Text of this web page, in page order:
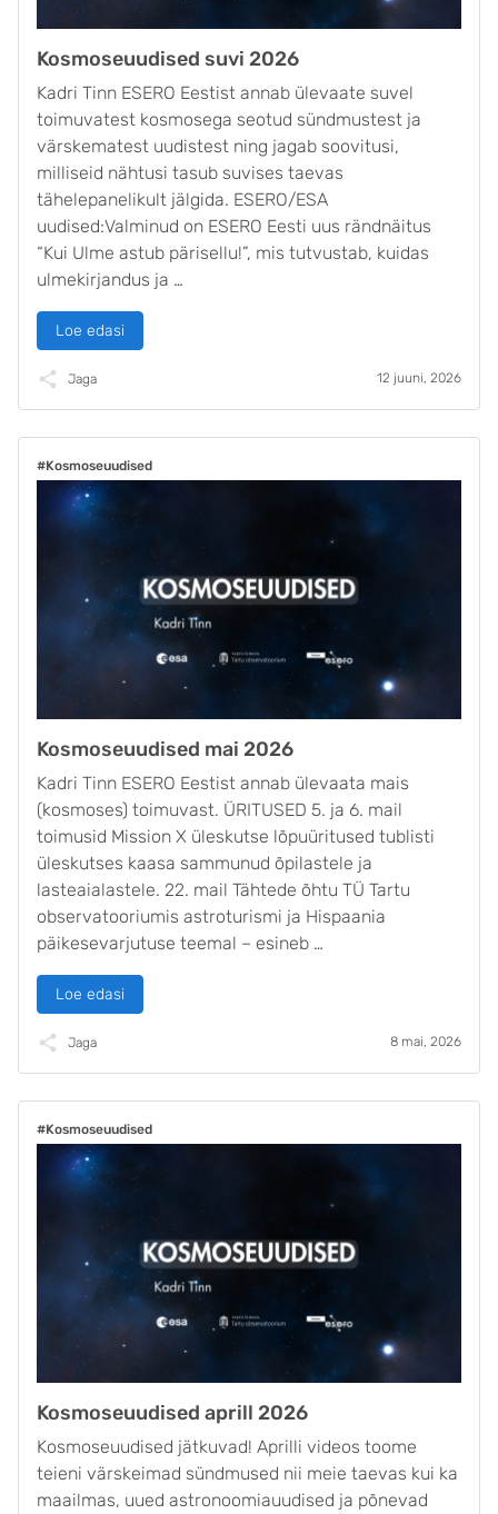
Kosmoseuudised suvi 2026
Kadri Tinn ESERO Eestist annab ülevaate suvel
toimuvatest kosmosega seotud sündmustest ja
värskematest uudistest ning jagab soovitusi,
milliseid nähtusi tasub suvises taevas
tähelepanelikult jälgida. ESERO/ESA
uudised:Valminud on ESERO Eesti uus rändnäitus
“Kui Ulme astub pärisellu!”, mis tutvustab, kuidas
ulmekirjandus ja …
Loe edasi
Jaga 12 juuni, 2026
#Kosmoseuudised
Kosmoseuudised mai 2026
Kadri Tinn ESERO Eestist annab ülevaata mais
(kosmoses) toimuvast. ÜRITUSED 5. ja 6. mail
toimusid Mission X üleskutse lõpuüritused tublisti
üleskutses kaasa sammunud õpilastele ja
lasteaialastele. 22. mail Tähtede õhtu TÜ Tartu
observatooriumis astroturismi ja Hispaania
päikesevarjutuse teemal – esineb …
Loe edasi
Jaga 8 mai, 2026
#Kosmoseuudised
Kosmoseuudised aprill 2026
Kosmoseuudised jätkuvad! Aprilli videos toome
teieni värskeimad sündmused nii meie taevas kui ka
maailmas, uued astronoomiauudised ja põnevad